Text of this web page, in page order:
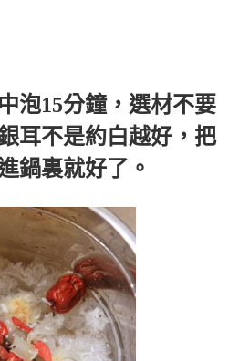
泡15分鐘，選材不要
耳不是約白越好，把
鍋裏就好了。